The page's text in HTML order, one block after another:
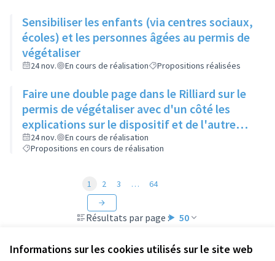
Informations sur les cookies utilisés sur le site web
Sensibiliser les enfants (via centres sociaux,
écoles) et les personnes âgées au permis de
végétaliser
24 nov. En cours de réalisation Propositions réalisées
Faire une double page dans le Rilliard sur le
permis de végétaliser avec d'un côté les
explications sur le dispositif et de l'autre
côté des exemples concrets de lieux à
investir
24 nov.
En cours de réalisation
Propositions en cours de réalisation
Résultats par page : 50
1 2 3 … 64